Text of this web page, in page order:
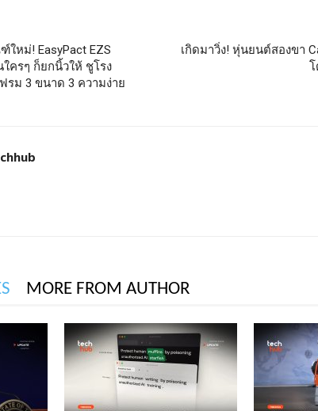
หม่! EasyPact EZS
ใครๆ ก็ยกนิ้วให้ ชูโรง
รม 3 ขนาด 3 ความง่าย
เกิดมาวิ่ง! หุ่นยนต์สองขา
MORE FROM AUTHOR